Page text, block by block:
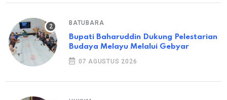
BATUBARA
Bupati Baharuddin Dukung Pelestarian
Budaya Melayu Melalui Gebyar
07 AGUSTUS 2026